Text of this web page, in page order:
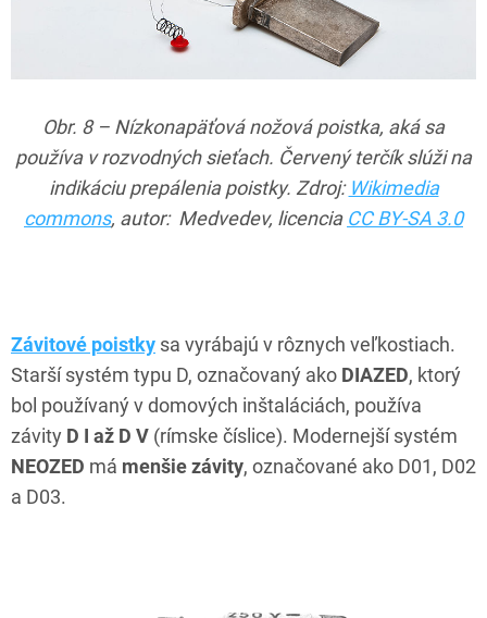
Obr. 8 – Nízkonapäťová nožová poistka, aká sa
používa v rozvodných sieťach. Červený terčík slúži na
indikáciu prepálenia poistky. Zdroj: Wikimedia
commons, autor: Medvedev, licencia CC BY-SA 3.0
Závitové poistky sa vyrábajú v rôznych veľkostiach.
Starší systém typu D, označovaný ako DIAZED, ktorý
bol používaný v domových inštaláciách, používa
závity D I až D V (rímske číslice). Modernejší systém
NEOZED má menšie závity, označované ako D01, D02
a D03.